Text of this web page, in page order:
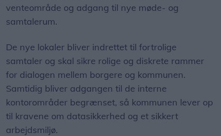
venteområde og adgang til nye møde- og
samtalerum.
De nye lokaler bliver indrettet til fortrolige
samtaler og skal sikre rolige og diskrete rammer
for dialogen mellem borgere og kommunen.
Samtidig bliver adgangen til de interne
kontorområder begrænset, så kommunen lever op
til kravene om datasikkerhed og et sikkert
arbejdsmiljø.